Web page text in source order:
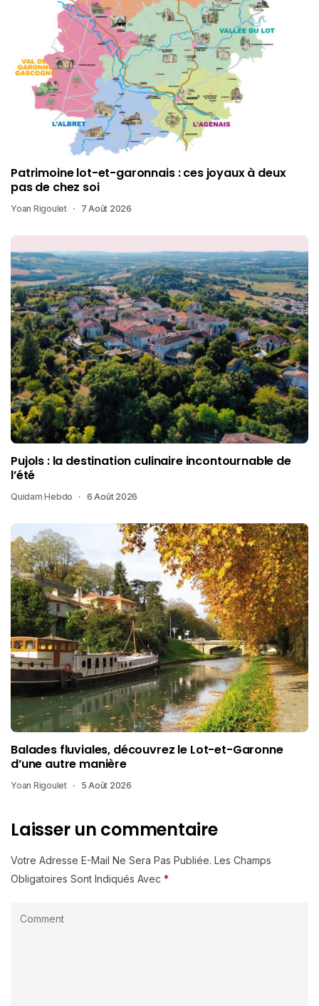
Patrimoine lot-et-garonnais : ces joyaux à deux
pas de chez soi
Yoan Rigoulet 7 Août 2026
Pujols : la destination culinaire incontournable de
l’été
Quidam Hebdo 6 Août 2026
Balades fluviales, découvrez le Lot-et-Garonne
d’une autre manière
Yoan Rigoulet 5 Août 2026
Laisser un commentaire
Votre Adresse E-Mail Ne Sera Pas Publiée. Les Champs
Obligatoires Sont Indiqués Avec *